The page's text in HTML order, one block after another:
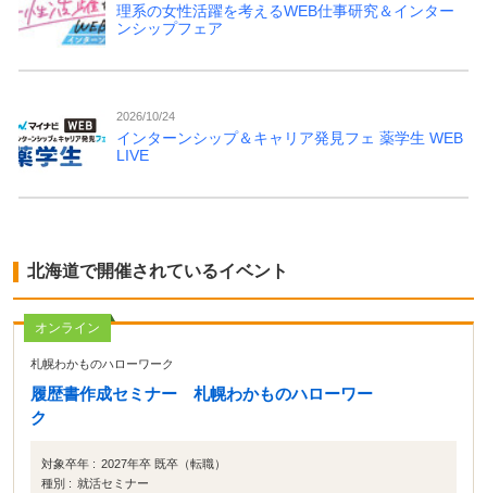
理系の女性活躍を考えるWEB仕事研究＆インター
ンシップフェア
2026/10/24
インターンシップ＆キャリア発見フェ 薬学生 WEB
LIVE
北海道で開催されているイベント
オンライン
札幌わかものハローワーク
履歴書作成セミナー 札幌わかものハローワー
ク
対象卒年 : 2027年卒 既卒（転職）
種別 : 就活セミナー